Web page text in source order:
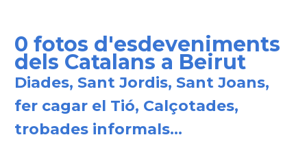
0 fotos d'esdeveniments
dels Catalans a Beirut
Diades, Sant Jordis, Sant Joans,
fer cagar el Tió, Calçotades,
trobades informals...